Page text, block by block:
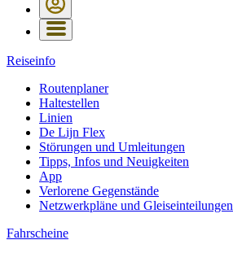
Reiseinfo
Routenplaner
Haltestellen
Linien
De Lijn Flex
Störungen und Umleitungen
Tipps, Infos und Neuigkeiten
App
Verlorene Gegenstände
Netzwerkpläne und Gleiseinteilungen
Fahrscheine